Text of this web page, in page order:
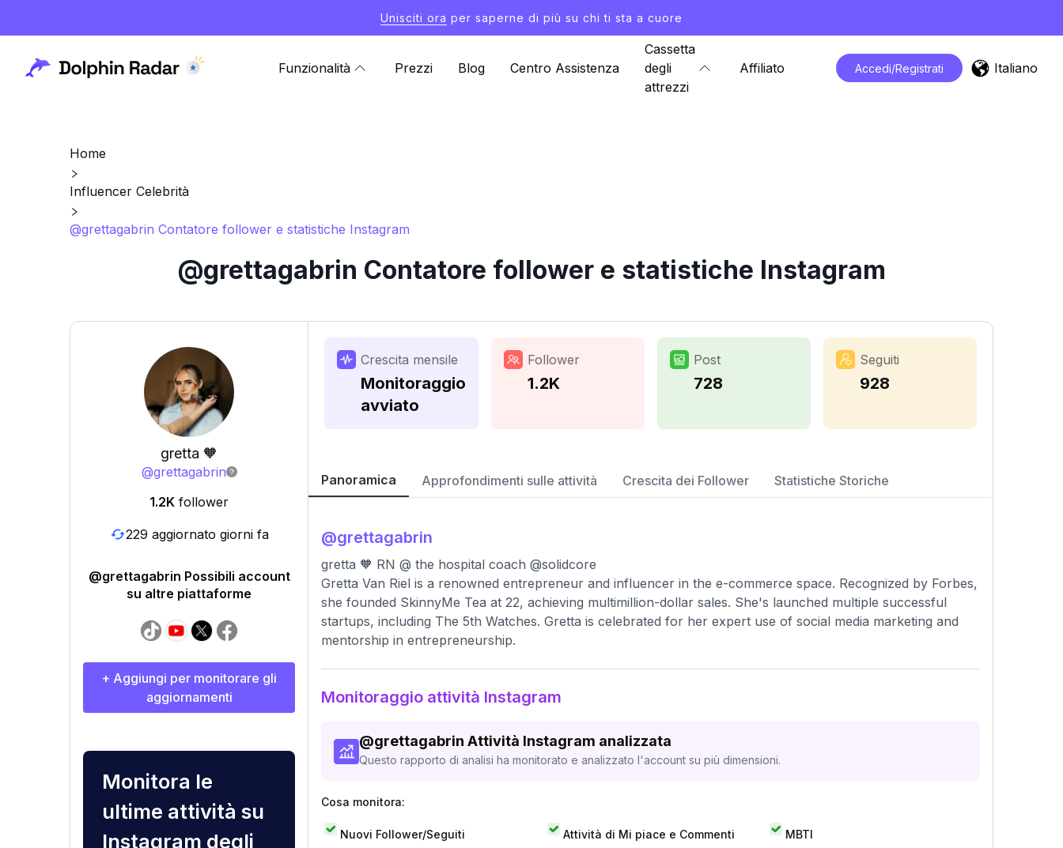
Unisciti ora per saperne di più su chi ti sta a cuore
Funzionalità Prezzi Blog Centro Assistenza
Cassetta
degli
attrezzi
Affiliato Accedi/Registrati Italiano
Home
Influencer Celebrità
@grettagabrin Contatore follower e statistiche Instagram
@grettagabrin Contatore follower e statistiche Instagram
gretta 🧡
@grettagabrin
1.2K follower
229 aggiornato giorni fa
@grettagabrin Possibili account
su altre piattaforme
+ Aggiungi per monitorare gli
aggiornamenti
Monitora le
ultime attività su
Instagram degli
Crescita mensile
Monitoraggio
avviato
Follower
1.2K
Post
728
Seguiti
928
Panoramica Approfondimenti sulle attività Crescita dei Follower Statistiche Storiche
@grettagabrin
gretta 🧡 RN @ the hospital coach @solidcore
Gretta Van Riel is a renowned entrepreneur and influencer in the e-commerce space. Recognized by Forbes,
she founded SkinnyMe Tea at 22, achieving multimillion-dollar sales. She's launched multiple successful
startups, including The 5th Watches. Gretta is celebrated for her expert use of social media marketing and
mentorship in entrepreneurship.
Monitoraggio attività Instagram
@grettagabrin Attività Instagram analizzata
Questo rapporto di analisi ha monitorato e analizzato l'account su più dimensioni.
Cosa monitora:
Nuovi Follower/Seguiti Attività di Mi piace e Commenti MBTI